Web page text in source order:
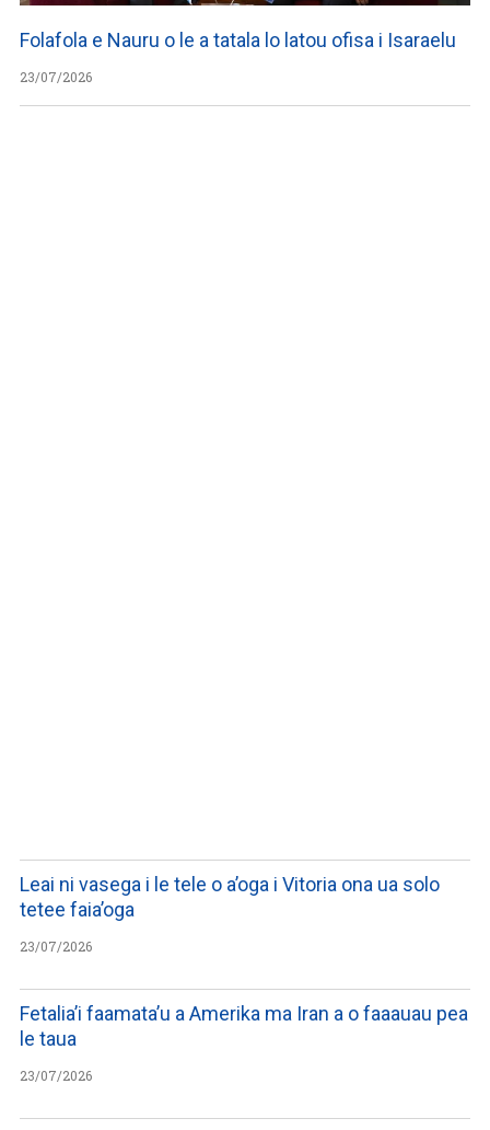
Folafola e Nauru o le a tatala lo latou ofisa i Isaraelu
23/07/2026
Leai ni vasega i le tele o a’oga i Vitoria ona ua solo
tetee faia’oga
23/07/2026
Fetalia’i faamata’u a Amerika ma Iran a o faaauau pea
le taua
23/07/2026